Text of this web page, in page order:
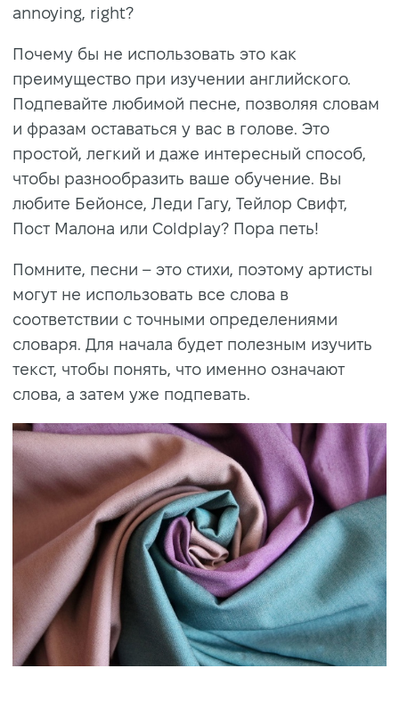
annoying, right?
Почему бы не использовать это как
преимущество при изучении английского.
Подпевайте любимой песне, позволяя словам
и фразам оставаться у вас в голове. Это
простой, легкий и даже интересный способ,
чтобы разнообразить ваше обучение. Вы
любите Бейонсе, Леди Гагу, Тейлор Свифт,
Пост Малона или Coldplay? Пора петь!
Помните, песни – это стихи, поэтому артисты
могут не использовать все слова в
соответствии с точными определениями
словаря. Для начала будет полезным изучить
текст, чтобы понять, что именно означают
слова, а затем уже подпевать.